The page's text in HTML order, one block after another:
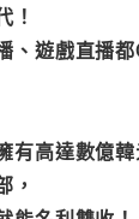
！
、遊戲直播都
高達數億韓
，